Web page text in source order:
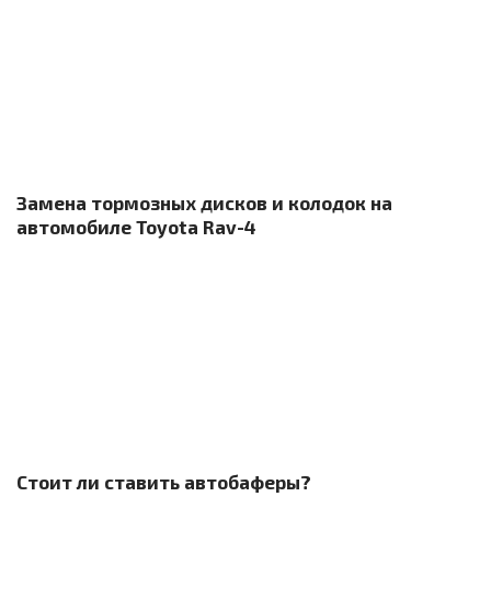
Замена тормозных дисков и колодок на
автомобиле Toyota Rav-4
Стоит ли ставить автобаферы?